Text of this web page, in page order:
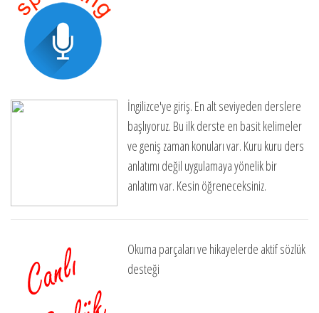
İngilizce'ye giriş. En alt seviyeden derslere
başlıyoruz. Bu ilk derste en basit kelimeler
ve geniş zaman konuları var. Kuru kuru ders
anlatımı değil uygulamaya yönelik bir
anlatım var. Kesin öğreneceksiniz.
Okuma parçaları ve hikayelerde aktif sözlük
desteği